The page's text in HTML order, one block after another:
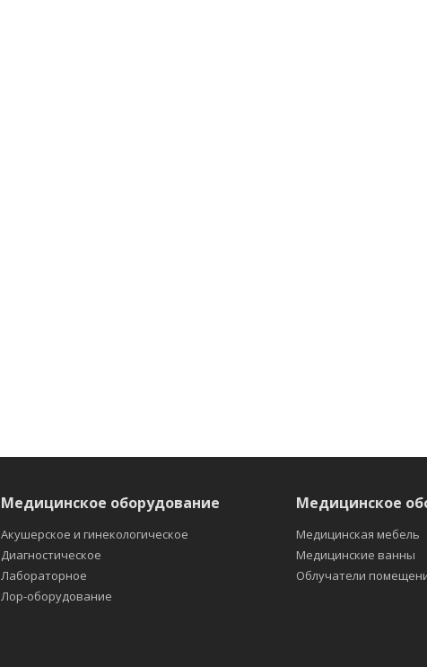
Медицинское оборудование
Акушерское и гинекологическое
Диагностическое
Лабораторное
Лор-оборудование
Медицинское
Медицинская мебель
Медицинские ванны
Облучатели